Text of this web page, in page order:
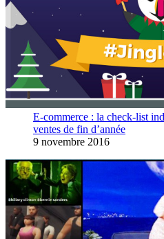
E-commerce : la check-list
ventes de fin d’année
9 novembre 2016